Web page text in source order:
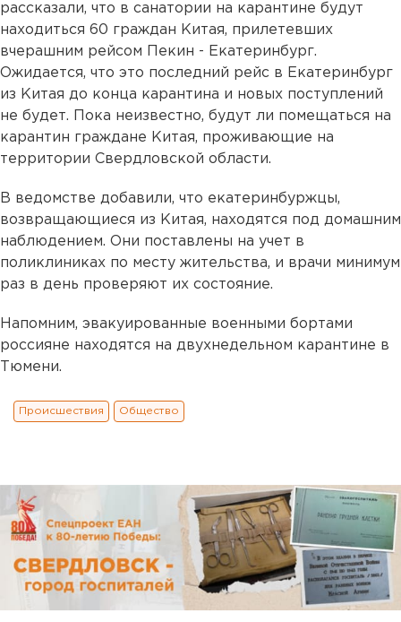
рассказали, что в санатории на карантине будут
находиться 60 граждан Китая, прилетевших
вчерашним рейсом Пекин - Екатеринбург.
Ожидается, что это последний рейс в Екатеринбург
из Китая до конца карантина и новых поступлений
не будет. Пока неизвестно, будут ли помещаться на
карантин граждане Китая, проживающие на
территории Свердловской области.
В ведомстве добавили, что екатеринбуржцы,
возвращающиеся из Китая, находятся под домашним
наблюдением. Они поставлены на учет в
поликлиниках по месту жительства, и врачи минимум
раз в день проверяют их состояние.
Напомним, эвакуированные военными бортами
россияне находятся на двухнедельном карантине в
Тюмени.
Происшествия Общество